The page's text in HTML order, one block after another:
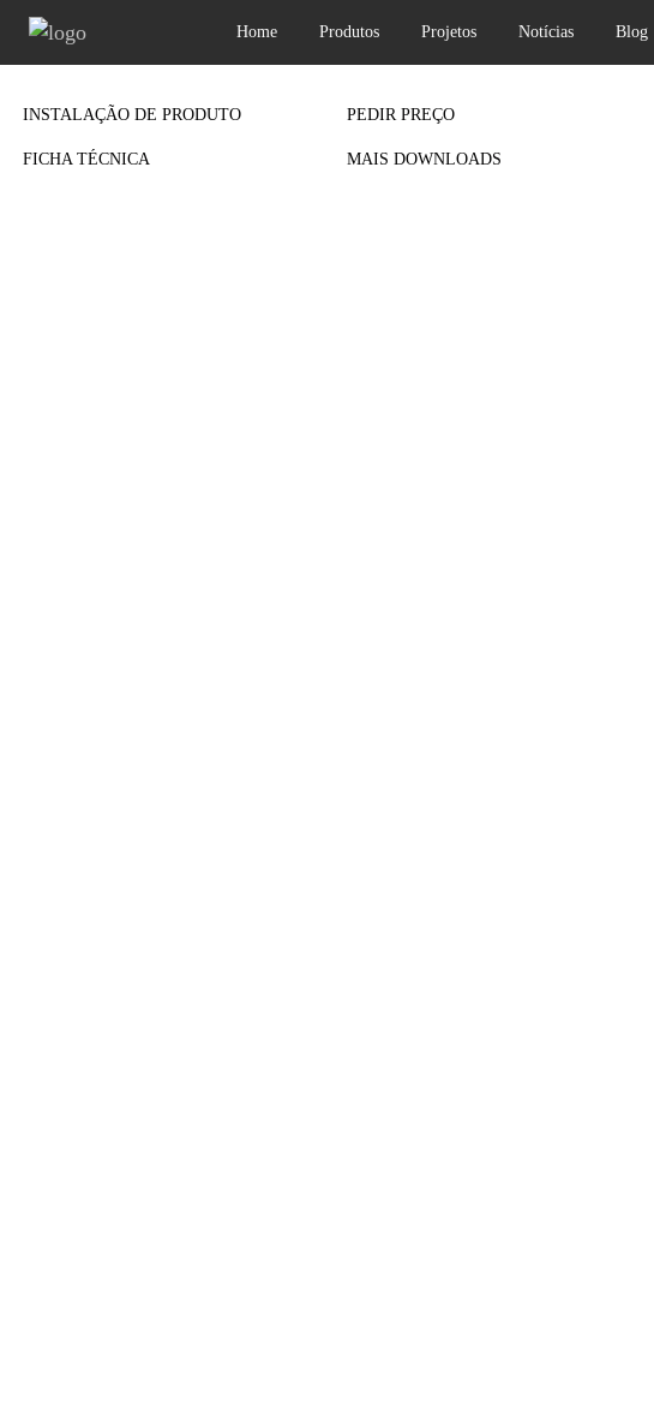
Home Produtos Projetos Notícias Blog
INSTALAÇÃO DE PRODUTO
PEDIR PREÇO
FICHA TÉCNICA MAIS DOWNLOADS